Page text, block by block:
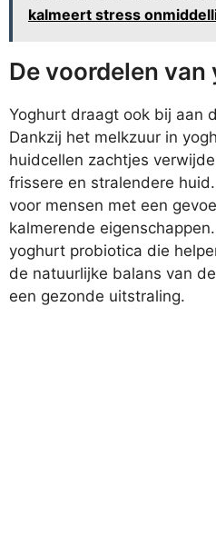
kalmeert stress
De voordelen
Yoghurt draagt ook bij aan
Dankzij het melkzuur in
huidcellen zachtjes
frissere en stralendere
voor mensen met een
kalmerende
yoghurt probiotica die
de natuurlijke balans van
een gezonde uitstraling.